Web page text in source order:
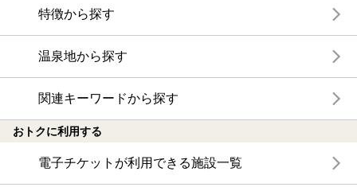
特徴から探す
温泉地から探す
関連キーワードから探す
おトクに利用する
電子チケットが利用できる施設一覧